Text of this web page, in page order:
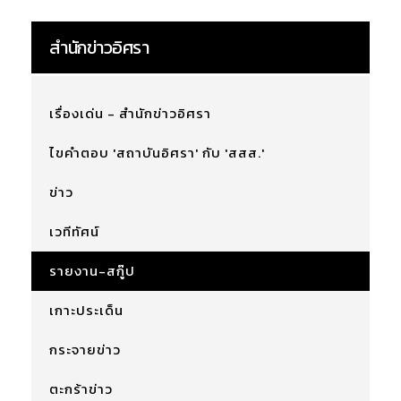
สำนักข่าวอิศรา
เรื่องเด่น - สำนักข่าวอิศรา
ไขคำตอบ 'สถาบันอิศรา' กับ 'สสส.'
ข่าว
เวทีทัศน์
รายงาน-สกู๊ป
เกาะประเด็น
กระจายข่าว
ตะกร้าข่าว